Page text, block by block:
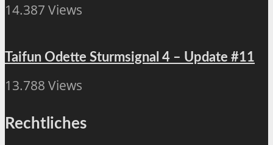
14.387 Views
Taifun Odette Sturmsignal 4 – Update #11
13.788 Views
Rechtliches